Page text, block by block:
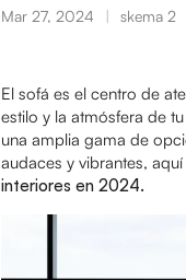
Mar 27, 2024 skema 2
El sofá es el centro de
estilo y la atmósfera de
una amplia gama de
audaces y vibrantes,
interiores en 2024.